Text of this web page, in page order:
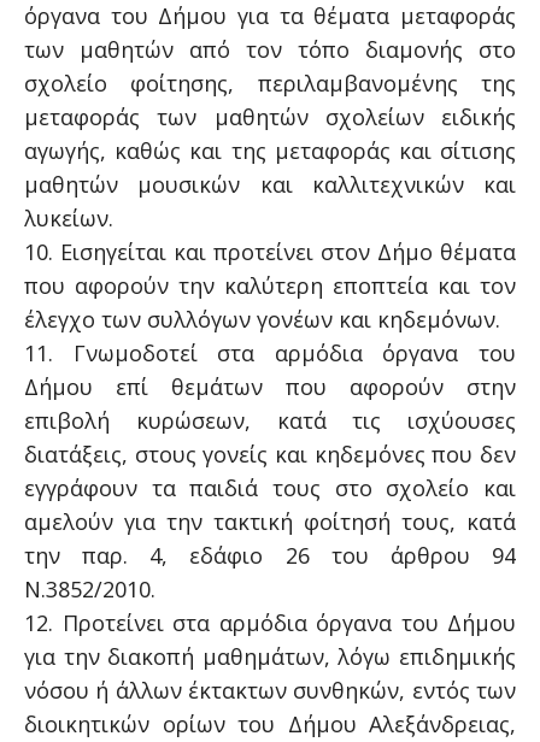
όργανα του Δήμου για τα θέματα μεταφοράς
των μαθητών από τον τόπο διαμονής στο
σχολείο φοίτησης, περιλαμβανομένης της
μεταφοράς των μαθητών σχολείων ειδικής
αγωγής, καθώς και της μεταφοράς και σίτισης
μαθητών μουσικών και καλλιτεχνικών και
λυκείων.
10. Εισηγείται και προτείνει στον Δήμο θέματα
που αφορούν την καλύτερη εποπτεία και τον
έλεγχο των συλλόγων γονέων και κηδεμόνων.
11. Γνωμοδοτεί στα αρμόδια όργανα του
Δήμου επί θεμάτων που αφορούν στην
επιβολή κυρώσεων, κατά τις ισχύουσες
διατάξεις, στους γονείς και κηδεμόνες που δεν
εγγράφουν τα παιδιά τους στο σχολείο και
αμελούν για την τακτική φοίτησή τους, κατά
την παρ. 4, εδάφιο 26 του άρθρου 94
Ν.3852/2010.
12. Προτείνει στα αρμόδια όργανα του Δήμου
για την διακοπή μαθημάτων, λόγω επιδημικής
νόσου ή άλλων έκτακτων συνθηκών, εντός των
διοικητικών ορίων του Δήμου Αλεξάνδρειας,